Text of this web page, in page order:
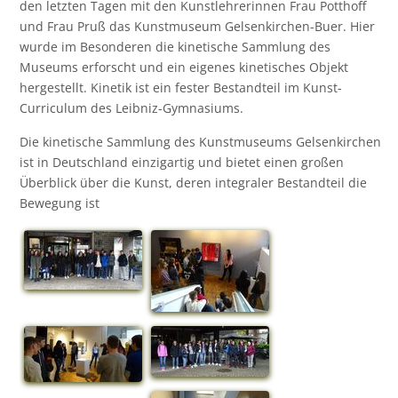
den letzten Tagen mit den Kunstlehrerinnen Frau Potthoff
und Frau Pruß das Kunstmuseum Gelsenkirchen-Buer. Hier
wurde im Besonderen die kinetische Sammlung des
Museums erforscht und ein eigenes kinetisches Objekt
hergestellt. Kinetik ist ein fester Bestandteil im Kunst-
Curriculum des Leibniz-Gymnasiums.
Die kinetische Sammlung des Kunstmuseums Gelsenkirchen
ist in Deutschland einzigartig und bietet einen großen
Überblick über die Kunst, deren integraler Bestandteil die
Bewegung ist